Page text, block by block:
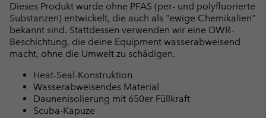
Dieses Produkt wurde ohne PFAS (per- und polyfluorierte
Substanzen) entwickelt, die auch als "ewige Chemikalien"
bekannt sind. Stattdessen verwenden wir eine DWR-
Beschichtung, die deine Equipment wasserabweisend
macht, ohne die Umwelt zu schädigen.
Heat-Seal-Konstruktion
Wasserabweisendes Material
Daunenisolierung mit 650er Füllkraft
Scuba-Kapuze